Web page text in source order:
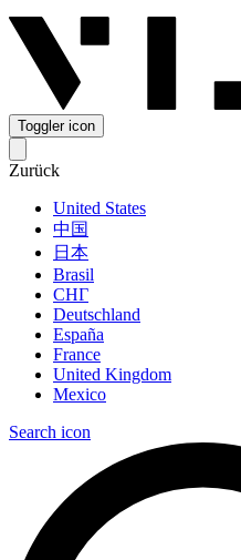
Toggler icon
Zurück
United States
中国
日本
Brasil
СНГ
Deutschland
España
France
United Kingdom
Mexico
Search icon